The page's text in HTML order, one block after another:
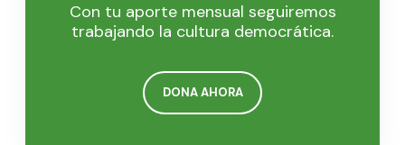
Con tu aporte mensual seguiremos
trabajando la cultura democrática.
DONA AHORA